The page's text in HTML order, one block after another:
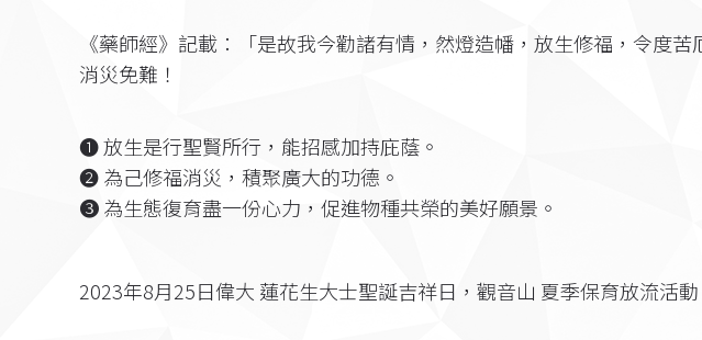
《藥師經》記載：「是故我今勸諸有情，然燈造幡，放生修福，令度
消災免難！
❶ 放生是行聖賢所行，能招感加持庇蔭。
❷ 為己修福消災，積聚廣大的功德。
❸ 為生態復育盡一份心力，促進物種共榮的美好願景。
2023年8月25日偉大 蓮花生大士聖誕吉祥日，觀音山 夏季保育放流活